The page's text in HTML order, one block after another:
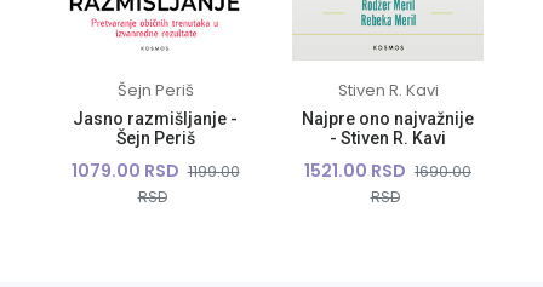
Šejn Periš
Jasno razmišljanje -
Šejn Periš
1079.00 RSD 1199.00
RSD
Stiven R. Kavi
Najpre ono najvažnije
- Stiven R. Kavi
1521.00 RSD 1690.00
RSD